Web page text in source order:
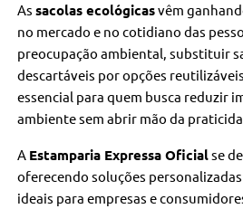
Assacolas ecológicasvêm
no mercado e no cotidiano das
preocupação ambiental, substituir
descartáveis por opções
essencial para quem busca reduzir
ambiente sem abrir mão da
A Estamparia Expressa Oficialse
oferecendo soluções
ideais para empresas e